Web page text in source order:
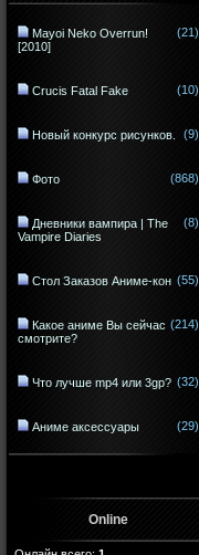
Mayoi Neko Overrun!
[2010]
(21)
Crucis Fatal Fake (10)
Новый конкурс рисунков. (9)
Фото (868)
Дневники вампира | The
Vampire Diaries
(8)
Стол Заказов Аниме-кон (55)
Какое аниме Вы сейчас
смотрите?
(214)
Что лучше mp4 или 3gp? (32)
Аниме аксессуары (29)
Online